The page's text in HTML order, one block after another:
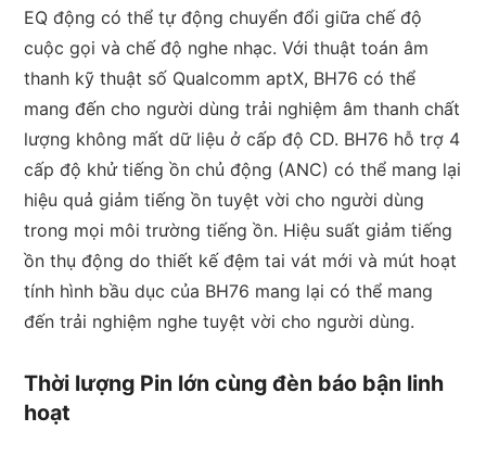
EQ động có thể tự động chuyển đổi giữa chế độ
cuộc gọi và chế độ nghe nhạc. Với thuật toán âm
thanh kỹ thuật số Qualcomm aptX, BH76 có thể
mang đến cho người dùng trải nghiệm âm thanh chất
lượng không mất dữ liệu ở cấp độ CD. BH76 hỗ trợ 4
cấp độ khử tiếng ồn chủ động (ANC) có thể mang lại
hiệu quả giảm tiếng ồn tuyệt vời cho người dùng
trong mọi môi trường tiếng ồn. Hiệu suất giảm tiếng
ồn thụ động do thiết kế đệm tai vát mới và mút hoạt
tính hình bầu dục của BH76 mang lại có thể mang
đến trải nghiệm nghe tuyệt vời cho người dùng.
Thời lượng Pin lớn cùng đèn báo bận linh
hoạt